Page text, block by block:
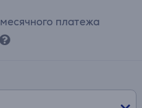
платежа